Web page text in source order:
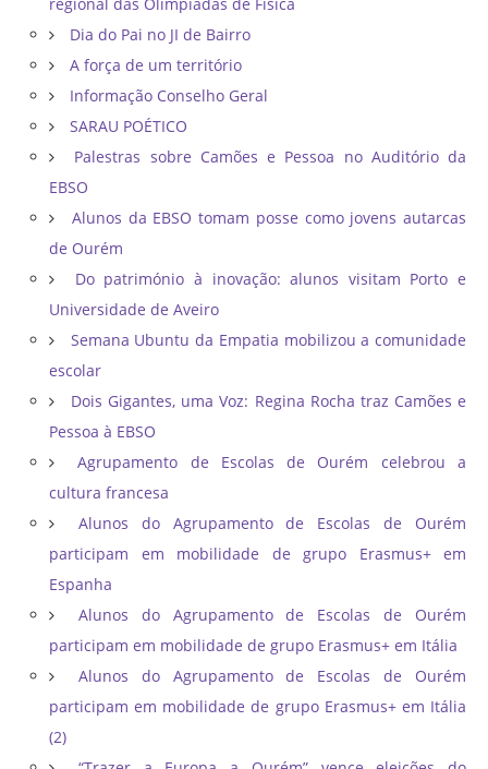
regional das Olimpíadas de Física
Dia do Pai no JI de Bairro
A força de um território
Informação Conselho Geral
SARAU POÉTICO
Palestras sobre Camões e Pessoa no Auditório da
EBSO
Alunos da EBSO tomam posse como jovens autarcas
de Ourém
Do património à inovação: alunos visitam Porto e
Universidade de Aveiro
Semana Ubuntu da Empatia mobilizou a comunidade
escolar
Dois Gigantes, uma Voz: Regina Rocha traz Camões e
Pessoa à EBSO
Agrupamento de Escolas de Ourém celebrou a
cultura francesa
Alunos do Agrupamento de Escolas de Ourém
participam em mobilidade de grupo Erasmus+ em
Espanha
Alunos do Agrupamento de Escolas de Ourém
participam em mobilidade de grupo Erasmus+ em Itália
Alunos do Agrupamento de Escolas de Ourém
participam em mobilidade de grupo Erasmus+ em Itália
(2)